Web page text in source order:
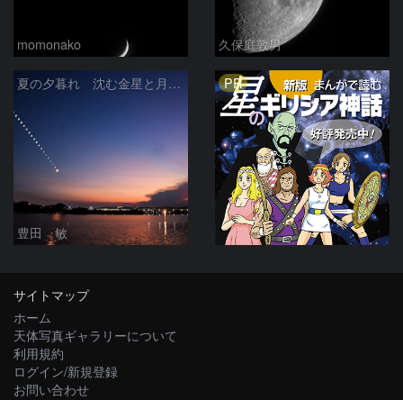
momonako 久保庭敦男
夏の夕暮れ 沈む金星と月 2026/7/20
豊田 敏
PR
サイトマップ
ホーム
天体写真ギャラリーについて
利用規約
ログイン/新規登録
お問い合わせ